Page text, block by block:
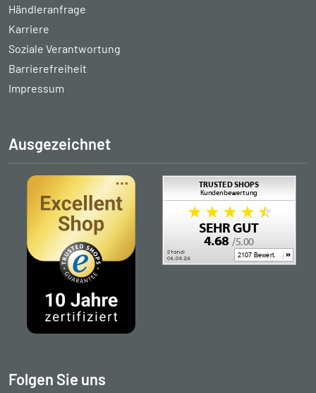
Händleranfrage
Karriere
Soziale Verantwortung
Barrierefreiheit
Impressum
Ausgezeichnet
Folgen Sie uns